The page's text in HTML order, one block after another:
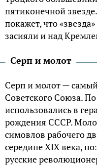
пятиконечной
покажет, что
засияли и над
Серп и молот
Серп и молот —
Советского Союза.
использовались в
рождения СССР.
симовлов рабочего
середине XIX века,
русские